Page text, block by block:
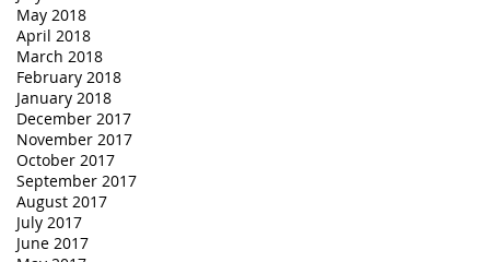
May 2018
April 2018
March 2018
February 2018
January 2018
December 2017
November 2017
October 2017
September 2017
August 2017
July 2017
June 2017